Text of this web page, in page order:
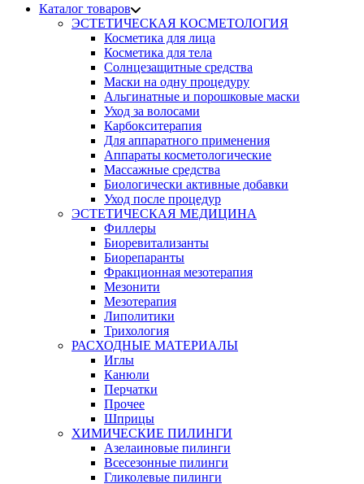
Каталог товаров
ЭСТЕТИЧЕСКАЯ КОСМЕТОЛОГИЯ
Косметика для лица
Косметика для тела
Солнцезащитные средства
Маски на одну процедуру
Альгинатные и порошковые маски
Уход за волосами
Карбокситерапия
Для аппаратного применения
Аппараты косметологические
Массажные средства
Биологически активные добавки
Уход после процедур
ЭСТЕТИЧЕСКАЯ МЕДИЦИНА
Филлеры
Биоревитализанты
Биорепаранты
Фракционная мезотерапия
Мезонити
Мезотерапия
Липолитики
Трихология
РАСХОДНЫЕ МАТЕРИАЛЫ
Иглы
Канюли
Перчатки
Прочее
Шприцы
ХИМИЧЕСКИЕ ПИЛИНГИ
Азелаиновые пилинги
Всесезонные пилинги
Гликолевые пилинги